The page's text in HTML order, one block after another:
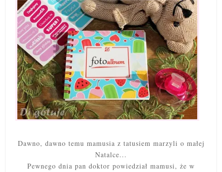
Dawno, dawno temu mamusia z tatusiem marzyli o małej
Natalce...
Pewnego dnia pan doktor powiedział mamusi, że w